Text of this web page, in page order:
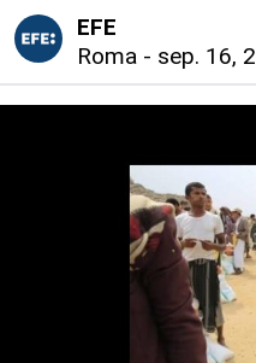
EFE
Roma - sep. 16,